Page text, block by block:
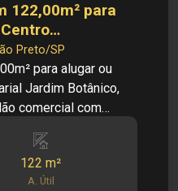
122,00m² para
em
Preto/SP
para alugar ou
Jardim Botânico,
m², oferecendo
diversos tipos de
Empresarial
122 m²
A. Útil